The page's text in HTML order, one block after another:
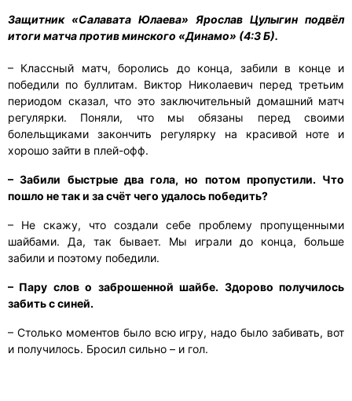
Защитник «Салавата Юлаева» Ярослав Цулыгин подвёл
итоги матча против минского «Динамо» (4:3 Б).
– Классный матч, боролись до конца, забили в конце и
победили по буллитам. Виктор Николаевич перед третьим
периодом сказал, что это заключительный домашний матч
регулярки. Поняли, что мы обязаны перед своими
болельщиками закончить регулярку на красивой ноте и
хорошо зайти в плей-офф.
– Забили быстрые два гола, но потом пропустили. Что
пошло не так и за счёт чего удалось победить?
– Не скажу, что создали себе проблему пропущенными
шайбами. Да, так бывает. Мы играли до конца, больше
забили и поэтому победили.
– Пару слов о заброшенной шайбе. Здорово получилось
забить с синей.
– Столько моментов было всю игру, надо было забивать, вот
и получилось. Бросил сильно – и гол.